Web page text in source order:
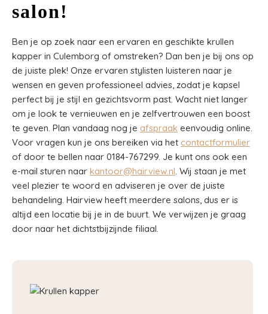
salon!
Ben je op zoek naar een ervaren en geschikte krullen
kapper in Culemborg of omstreken? Dan ben je bij ons op
de juiste plek! Onze ervaren stylisten luisteren naar je
wensen en geven professioneel advies, zodat je kapsel
perfect bij je stijl en gezichtsvorm past. Wacht niet langer
om je look te vernieuwen en je zelfvertrouwen een boost
te geven. Plan vandaag nog je afspraak eenvoudig online.
Voor vragen kun je ons bereiken via het contactformulier
of door te bellen naar 0184-767299. Je kunt ons ook een
e-mail sturen naar kantoor@hairview.nl. Wij staan je met
veel plezier te woord en adviseren je over de juiste
behandeling. Hairview heeft meerdere salons, dus er is
altijd een locatie bij je in de buurt. We verwijzen je graag
door naar het dichtstbijzijnde filiaal.